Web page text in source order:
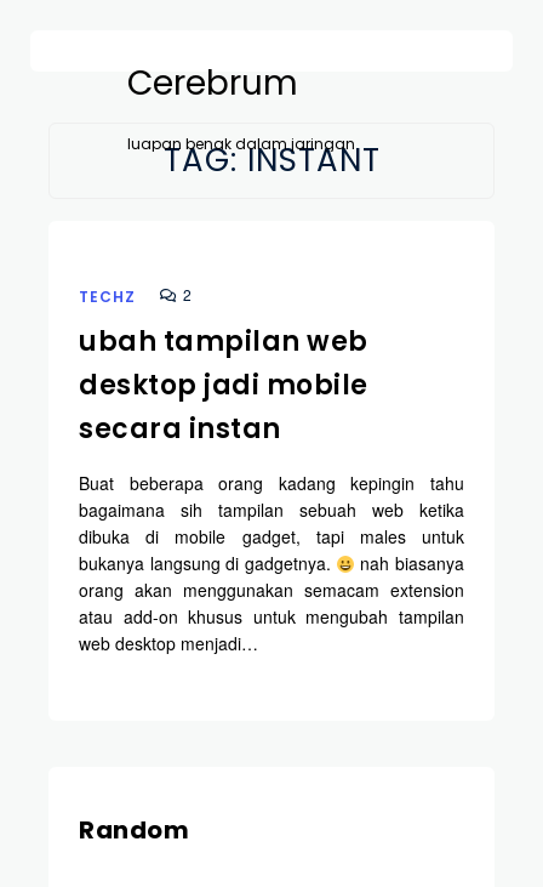
Cerebrum
luapan benak dalam jaringan
TAG:INSTANT
TECHZ 2
ubah tampilan web
desktop jadi mobile
secara instan
Buat beberapa orang kadang kepingin tahu
bagaimana sih tampilan sebuah web ketika
dibuka di mobile gadget, tapi males untuk
bukanya langsung di gadgetnya.
nah biasanya
orang akan menggunakan semacam extension
atau add-on khusus untuk mengubah tampilan
web desktop menjadi…
Random